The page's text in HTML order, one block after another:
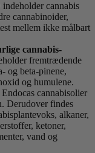
cannabis
cannabinoider,
mellem ikke målbart
cannabis-
fremtrædende
og beta-pinene,
og humulene.
cannabisolier
Derudover findes
alkaner,
ketoner,
vand og